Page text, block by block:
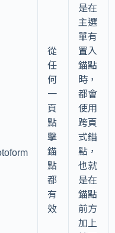
從
任
何
一
頁
點
擊
錨
點
都
有
效
是在
主選
單有
置入
錨點
時，
都會
使用
跨頁
式錨
點，
也就
是在
錨點
前方
加上